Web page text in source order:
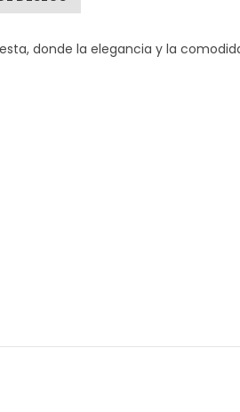
donde la elegancia y la